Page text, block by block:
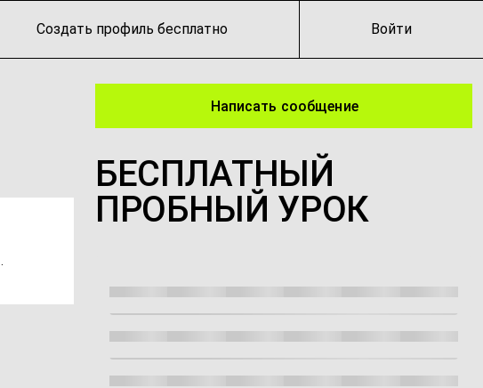
Создать профиль бесплатно Войти
Написать сообщение
БЕСПЛАТНЫЙ
ПРОБНЫЙ УРОК